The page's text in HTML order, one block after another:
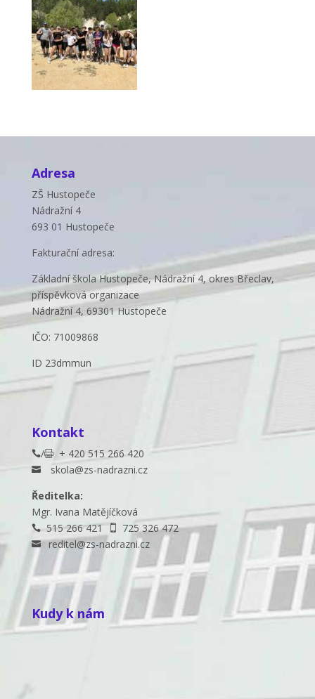
Adresa
ZŠ Hustopeče
Nádražní 4
693 01 Hustopeče
Fakturační adresa:
Základní škola Hustopeče, Nádražní 4, okres Břeclav,
příspěvková organizace
Nádražní 4, 69301 Hustopeče
IČO: 71009868
ID 23dmmun
Kontakt
/+ 420 515 266 420
 skola@zs-nadrazni.cz
Ředitelka:
Mgr. Ivana Matějíčková
515 266 421 725 326 472
 reditel@zs-nadrazni.cz
Kudy k nám